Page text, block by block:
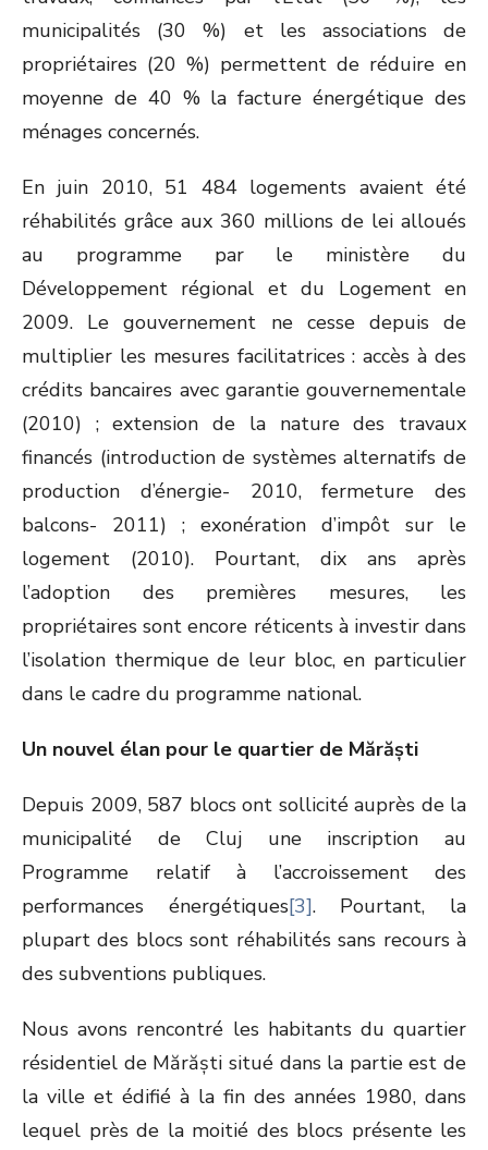
municipalités (30 %) et les associations de
propriétaires (20 %) permettent de réduire en
moyenne de 40 % la facture énergétique des
ménages concernés.
En juin 2010, 51 484 logements avaient été
réhabilités grâce aux 360 millions de lei alloués
au programme par le ministère du
Développement régional et du Logement en
2009. Le gouvernement ne cesse depuis de
multiplier les mesures facilitatrices : accès à des
crédits bancaires avec garantie gouvernementale
(2010) ; extension de la nature des travaux
financés (introduction de systèmes alternatifs de
production d’énergie- 2010, fermeture des
balcons- 2011) ; exonération d’impôt sur le
logement (2010). Pourtant, dix ans après
l’adoption des premières mesures, les
propriétaires sont encore réticents à investir dans
l’isolation thermique de leur bloc, en particulier
dans le cadre du programme national.
Un nouvel élan pour le quartier de Mărăști
Depuis 2009, 587 blocs ont sollicité auprès de la
municipalité de Cluj une inscription au
Programme relatif à l’accroissement des
performances énergétiques[3]. Pourtant, la
plupart des blocs sont réhabilités sans recours à
des subventions publiques.
Nous avons rencontré les habitants du quartier
résidentiel de Mărăști situé dans la partie est de
la ville et édifié à la fin des années 1980, dans
lequel près de la moitié des blocs présente les